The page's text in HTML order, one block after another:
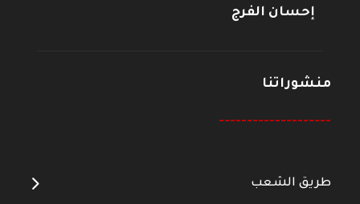
إحسان الفرج
منشوراتنا
--------------------
طريق الشعب